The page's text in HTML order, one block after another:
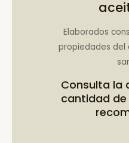
Elaborados
propiedades del
Consulta la
cantidad de